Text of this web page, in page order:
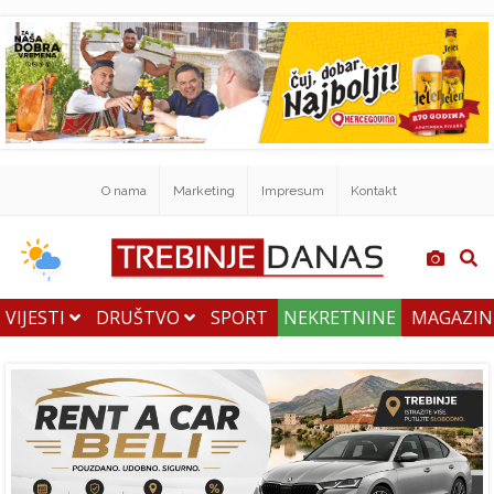
O nama Marketing Impresum Kontakt
VIJESTI DRUŠTVO SPORT NEKRETNINE